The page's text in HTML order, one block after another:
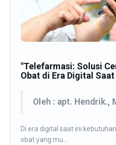
"Telefarmasi: Solusi
Obat di Era Digital
Oleh : apt. Hendrik.,
Di era digital saat ini
obat yang mu...